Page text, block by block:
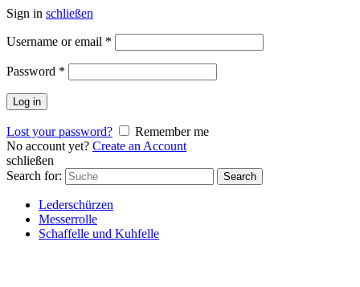
Sign in schließen
Username or email *
Password *
Log in
Lost your password?
Remember me
No account yet? Create an Account
schließen
Search for:
Search
Lederschürzen
Messerrolle
Schaffelle und Kuhfelle